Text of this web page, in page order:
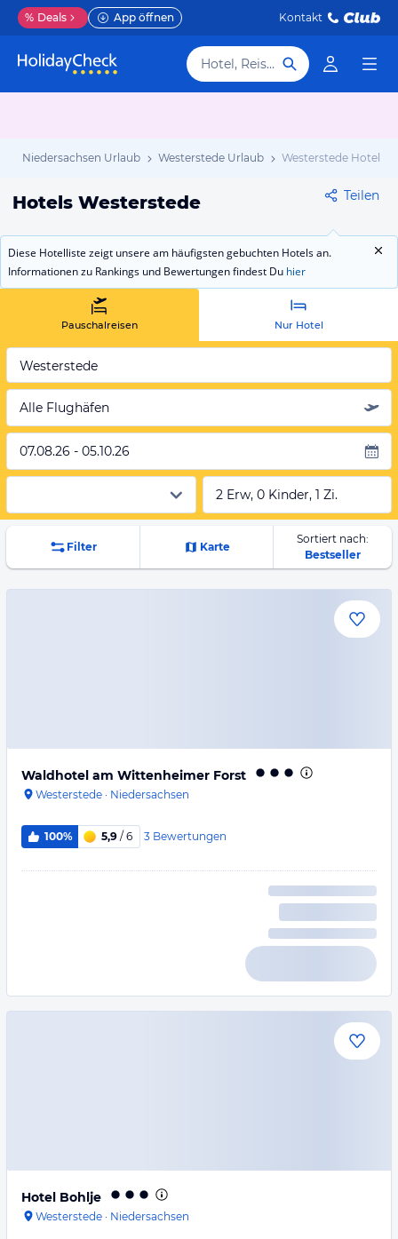
% Deals App öffnen Kontakt
Hotel, Reiseziel
Niedersachsen Urlaub Westerstede Urlaub Westerstede Hotels
Hotels Westerstede Teilen
Diese Hotelliste zeigt unsere am häufigsten gebuchten Hotels an.
Informationen zu Rankings und Bewertungen findest Du hier
Pauschalreisen Nur Hotel
Westerstede
Alle Flughäfen
07.08.26 - 05.10.26
2 Erw, 0 Kinder, 1 Zi.
Filter Karte
Sortiert nach:
Bestseller
Waldhotel am Wittenheimer Forst
Westerstede · Niedersachsen
100% 5,9 / 6 3 Bewertungen
Hotel Bohlje
Westerstede · Niedersachsen